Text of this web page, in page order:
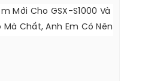
Mới Cho GSX-S1000 Và
Mà Chất, Anh Em Có Nên